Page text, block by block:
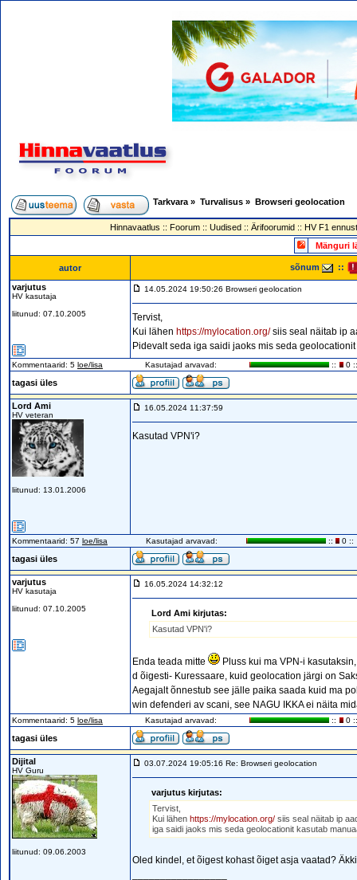
Tarkvara » Turvalisus » Browseri geolocation
Hinnavaatlus :: Foorum:: Uudised:: Ärifoorumid:: HV F1
Mänguri
autor sõnum ::
varjutus
HV kasutaja
liitunud: 07.10.2005
14.05.2024 19:50:26 Browseri geolocation
Tervist,
Kui lähen https://mylocation.org/siis seal näitab ip
Pidevalt seda iga saidi jaoks mis seda
Kommentaarid: 5 loe/lisa Kasutajad arvavad: :: 0 ::
tagasi üles
Lord Ami
HV veteran
liitunud: 13.01.2006
16.05.2024 11:37:59
Kasutad VPN'i?
Kommentaarid: 57 loe/lisa Kasutajad arvavad: :: 0 ::
tagasi üles
varjutus
HV kasutaja
liitunud: 07.10.2005
16.05.2024 14:32:12
Lord Ami kirjutas:
Kasutad VPN'i?
Enda teada mitte
Pluss kui ma VPN-i
d õigesti- Kuressaare, kuid geolocation järgi on
Aegajalt õnnestub see jälle paika saada kuid ma
win defenderi av scani, see NAGU IKKA ei näita
Kommentaarid: 5 loe/lisa Kasutajad arvavad: :: 0 ::
tagasi üles
Dijital
HV Guru
liitunud: 09.06.2003
03.07.2024 19:05:16 Re: Browseri geolocation
varjutus kirjutas:
Tervist,
Kui lähen https://mylocation.org/ siis seal näitab ip
iga saidi jaoks mis seda geolocationit kasutab
Oled kindel, et õigest kohast õiget asja vaatad?